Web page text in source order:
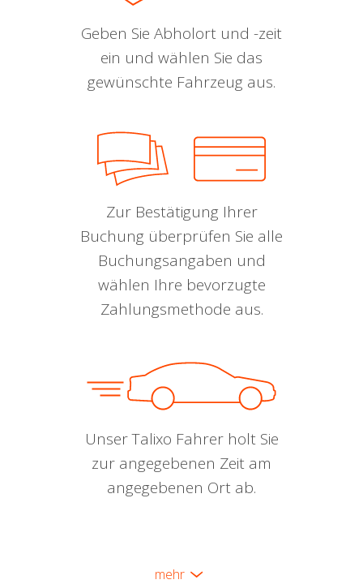
Geben Sie Abholort und -zeit
ein und wählen Sie das
gewünschte Fahrzeug aus.
Zur Bestätigung Ihrer
Buchung überprüfen Sie alle
Buchungsangaben und
wählen Ihre bevorzugte
Zahlungsmethode aus.
Unser Talixo Fahrer holt Sie
zur angegebenen Zeit am
angegebenen Ort ab.
mehr